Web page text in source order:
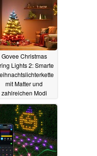
14.10.2024
Govee Christmas
Lights 2: Smarte
mit Matter und
zahlreichen Modi
25.09.2024